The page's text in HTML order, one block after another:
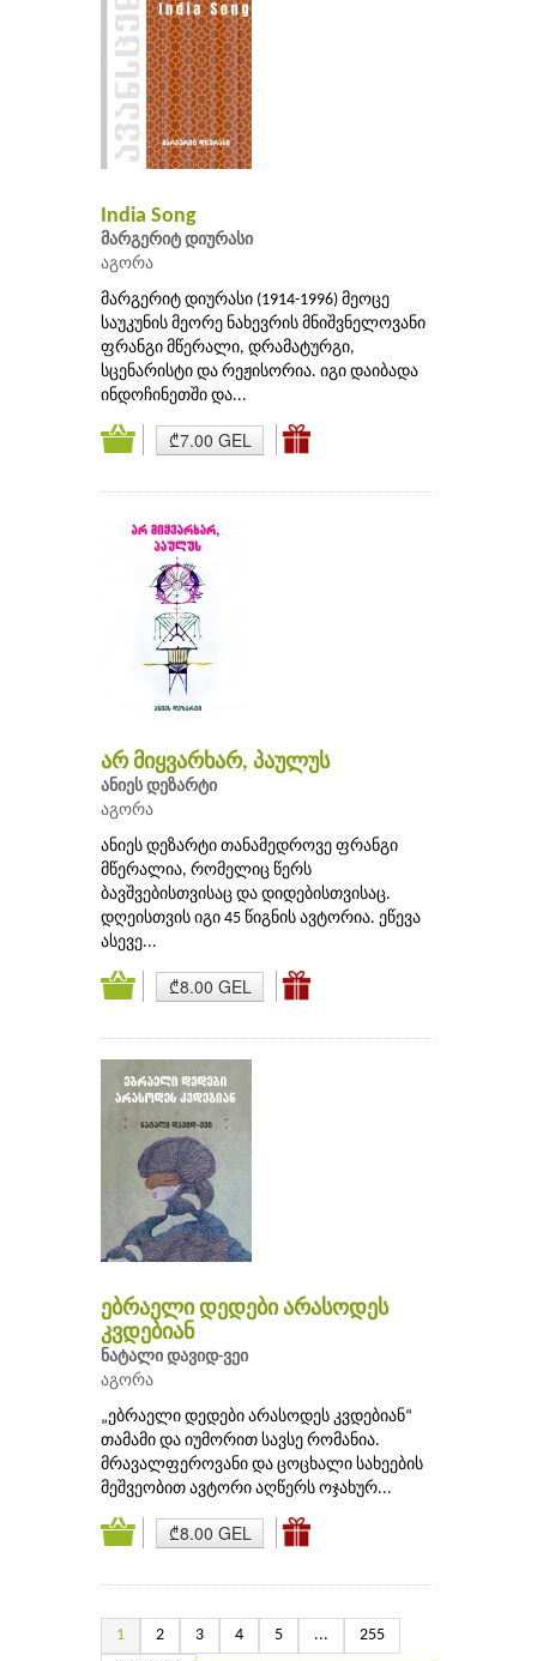
India Song
მარგერიტ დიურასი
აგორა
მარგერიტ დიურასი (1914-1996) მეოცე
საუკუნის მეორე ნახევრის მნიშვნელოვანი
ფრანგი მწერალი, დრამატურგი,
სცენარისტი და რეჟისორია. იგი დაიბადა
ინდოჩინეთში და...
₾7.00 GEL
არ მიყვარხარ, პაულუს
ანიეს დეზარტი
აგორა
ანიეს დეზარტი თანამედროვე ფრანგი
მწერალია, რომელიც წერს
ბავშვებისთვისაც და დიდებისთვისაც.
დღეისთვის იგი 45 წიგნის ავტორია. ეწევა
ასევე...
₾8.00 GEL
ებრაელი დედები არასოდეს
კვდებიან
ნატალი დავიდ-ვეი
აგორა
„ებრაელი დედები არასოდეს კვდებიან“
თამამი და იუმორით სავსე რომანია.
მრავალფეროვანი და ცოცხალი სახეების
მეშვეობით ავტორი აღწერს ოჯახურ...
₾8.00 GEL
1 2 3 4 5 ...
255